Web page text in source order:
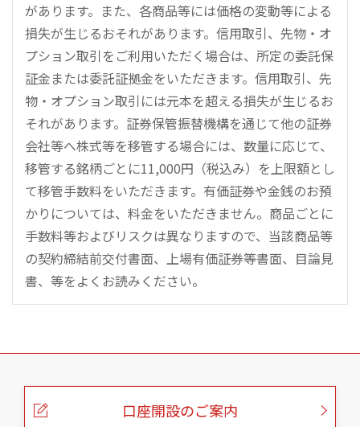
があります。また、各商品等には価格の変動等による
損失が生じるおそれがあります。信用取引、先物・オ
プション取引をご利用いただく場合は、所定の委託保
証金または委託証拠金をいただきます。信用取引、先
物・オプション取引には元本を超える損失が生じるお
それがあります。証券保管振替機構を通じて他の証券
会社等へ株式等を移管する場合には、数量に応じて、
移管する銘柄ごとに11,000円（税込み）を上限額とし
て移管手数料をいただきます。有価証券や金銭のお預
かりについては、料金をいただきません。商品ごとに
手数料等およびリスクは異なりますので、当該商品等
の契約締結前交付書面、上場有価証券等書面、目論見
書、等をよくお読みください。
こ
口座開設のご案内